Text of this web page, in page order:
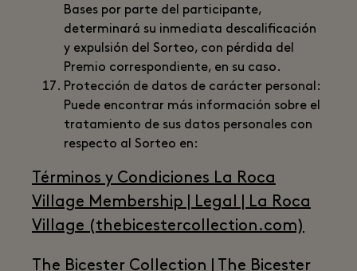
Bases por parte del participante,
determinará su inmediata descalificación
y expulsión del Sorteo, con pérdida del
Premio correspondiente, en su caso.
Protección de datos de carácter personal:
Puede encontrar más información sobre el
tratamiento de sus datos personales con
respecto al Sorteo en:
Términos y Condiciones La Roca
Village Membership | Legal | La Roca
Village (thebicestercollection.com)
The Bicester Collection | The Bicester